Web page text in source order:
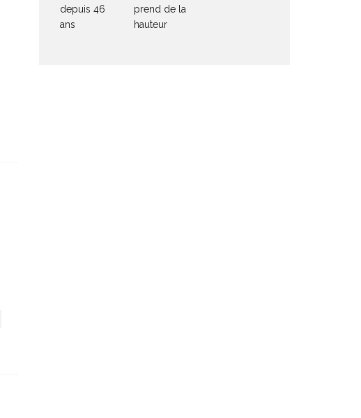
depuis 46
ans
prend de la
hauteur